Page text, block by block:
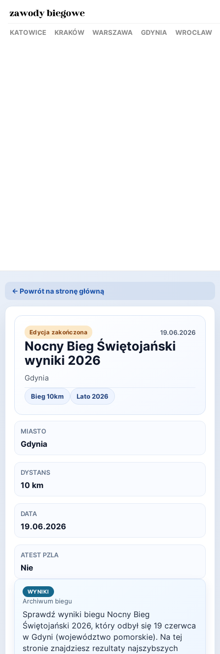
KATOWICE KRAKÓW WARSZAWA GDYNIA WROCŁAW
← Powrót na stronę główną
Edycja zakończona 19.06.2026
Nocny Bieg Świętojański
wyniki 2026
Gdynia
Bieg 10km Lato2026
MIASTO
Gdynia
DYSTANS
10 km
DATA
19.06.2026
ATEST PZLA
Nie
WYNIKI
Archiwum biegu
Sprawdź wyniki biegu Nocny Bieg
Świętojański 2026, który odbył się 19 czerwca
w Gdyni (województwo pomorskie). Na tej
stronie znajdziesz rezultaty najszybszych